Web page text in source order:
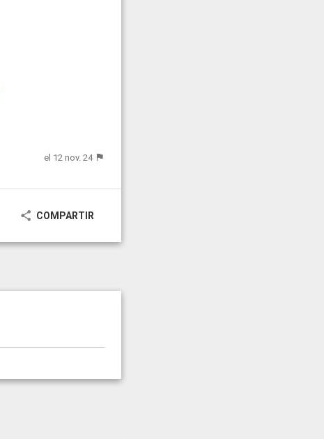
el 12 nov. 24
COMPARTIR